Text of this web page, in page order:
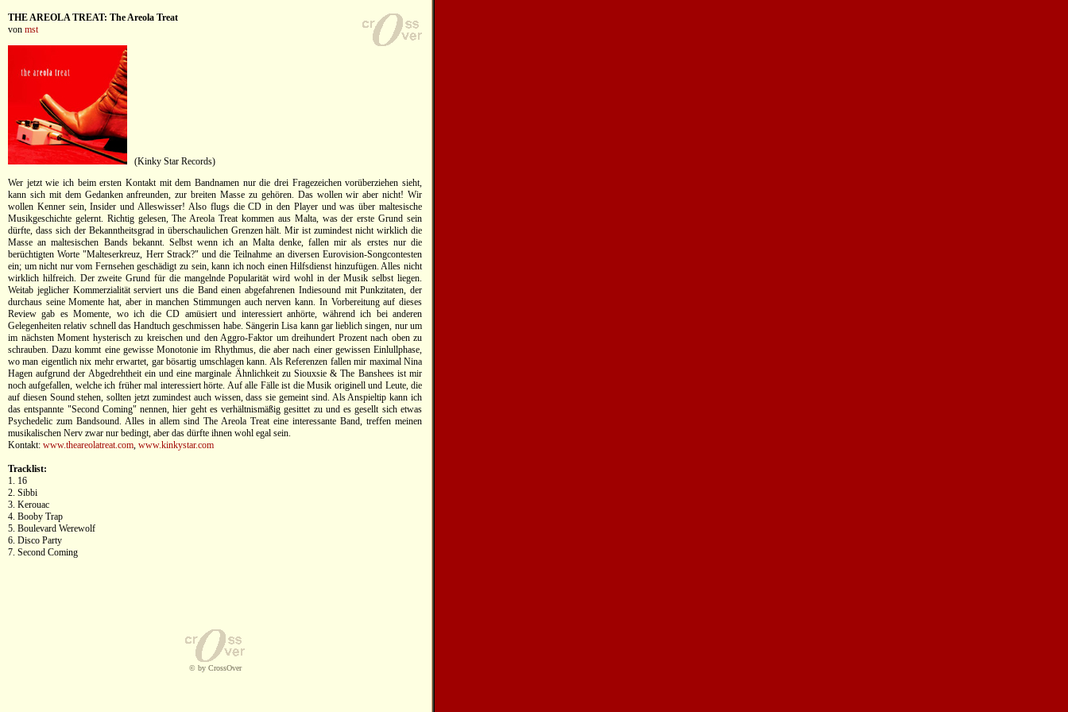
THE AREOLA TREAT: The Areola Treat
von mst
(Kinky Star Records)
Wer jetzt wie ich beim ersten Kontakt mit dem Bandnamen nur die drei Fragezeichen vorüberziehen sieht,
kann sich mit dem Gedanken anfreunden, zur breiten Masse zu gehören. Das wollen wir aber nicht! Wir
wollen Kenner sein, Insider und Alleswisser! Also flugs die CD in den Player und was über maltesische
Musikgeschichte gelernt. Richtig gelesen, The Areola Treat kommen aus Malta, was der erste Grund sein
dürfte, dass sich der Bekanntheitsgrad in überschaulichen Grenzen hält. Mir ist zumindest nicht wirklich die
Masse an maltesischen Bands bekannt. Selbst wenn ich an Malta denke, fallen mir als erstes nur die
berüchtigten Worte "Malteserkreuz, Herr Strack?" und die Teilnahme an diversen Eurovision-Songcontesten
ein; um nicht nur vom Fernsehen geschädigt zu sein, kann ich noch einen Hilfsdienst hinzufügen. Alles nicht
wirklich hilfreich. Der zweite Grund für die mangelnde Popularität wird wohl in der Musik selbst liegen.
Weitab jeglicher Kommerzialität serviert uns die Band einen abgefahrenen Indiesound mit Punkzitaten, der
durchaus seine Momente hat, aber in manchen Stimmungen auch nerven kann. In Vorbereitung auf dieses
Review gab es Momente, wo ich die CD amüsiert und interessiert anhörte, während ich bei anderen
Gelegenheiten relativ schnell das Handtuch geschmissen habe. Sängerin Lisa kann gar lieblich singen, nur um
im nächsten Moment hysterisch zu kreischen und den Aggro-Faktor um dreihundert Prozent nach oben zu
schrauben. Dazu kommt eine gewisse Monotonie im Rhythmus, die aber nach einer gewissen Einlullphase,
wo man eigentlich nix mehr erwartet, gar bösartig umschlagen kann. Als Referenzen fallen mir maximal Nina
Hagen aufgrund der Abgedrehtheit ein und eine marginale Ähnlichkeit zu Siouxsie & The Banshees ist mir
noch aufgefallen, welche ich früher mal interessiert hörte. Auf alle Fälle ist die Musik originell und Leute, die
auf diesen Sound stehen, sollten jetzt zumindest auch wissen, dass sie gemeint sind. Als Anspieltip kann ich
das entspannte "Second Coming" nennen, hier geht es verhältnismäßig gesittet zu und es gesellt sich etwas
Psychedelic zum Bandsound. Alles in allem sind The Areola Treat eine interessante Band, treffen meinen
musikalischen Nerv zwar nur bedingt, aber das dürfte ihnen wohl egal sein.
Kontakt: www.theareolatreat.com, www.kinkystar.com
Tracklist:
1. 16
2. Sibbi
3. Kerouac
4. Booby Trap
5. Boulevard Werewolf
6. Disco Party
7. Second Coming
© by CrossOver